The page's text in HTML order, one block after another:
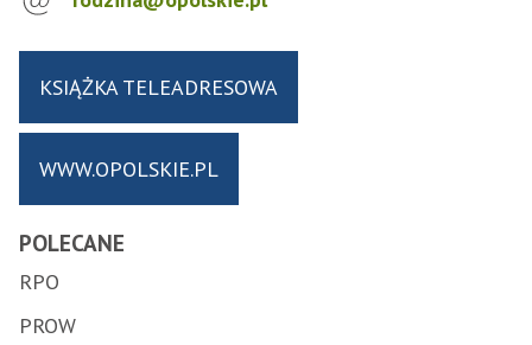
KSIĄŻKA TELEADRESOWA
WWW.OPOLSKIE.PL
POLECANE
RPO
PROW